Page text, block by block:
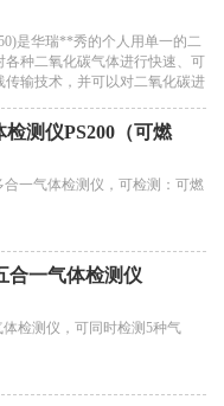
是华瑞**秀的个人用单一的二
种二氧化碳气体进行快速、可
输技术，并可以对二氧化碳进
测仪PS200（可燃
一气体检测仪，可检测：可燃
合一气体检测仪
检测仪，可同时检测5种气